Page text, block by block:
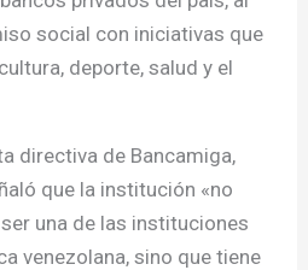
social con iniciativas que
deporte, salud y el
directiva de Bancamiga,
que la institución «no
una de las instituciones
venezolana, sino que tiene